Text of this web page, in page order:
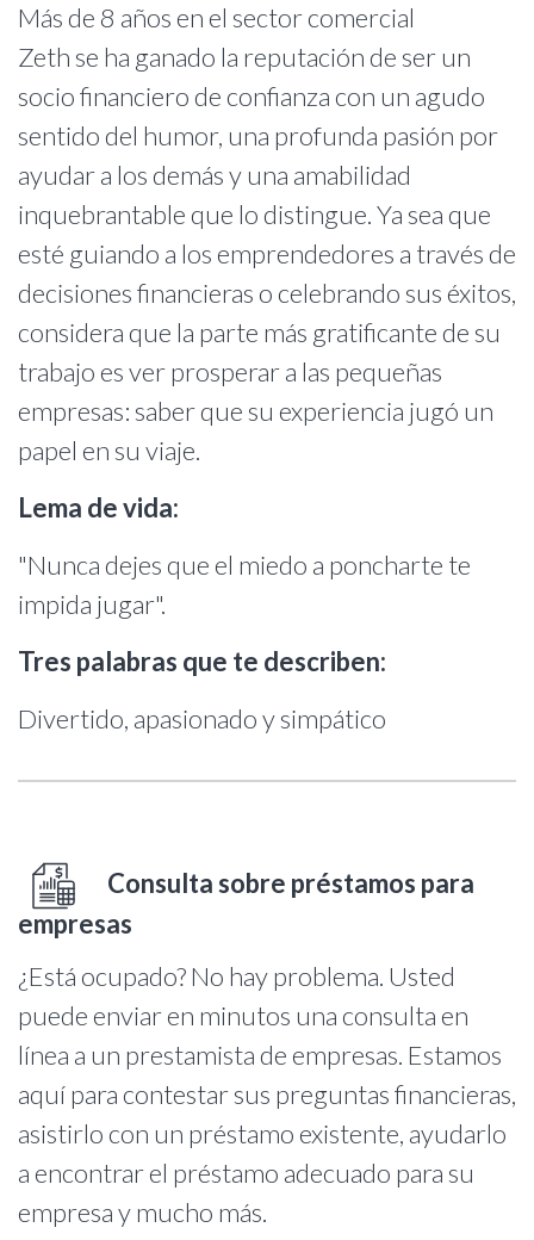
Más de 8 años en el sector comercial
Zeth se ha ganado la reputación de ser un
socio financiero de confianza con un agudo
sentido del humor, una profunda pasión por
ayudar a los demás y una amabilidad
inquebrantable que lo distingue. Ya sea que
esté guiando a los emprendedores a través de
decisiones financieras o celebrando sus éxitos,
considera que la parte más gratificante de su
trabajo es ver prosperar a las pequeñas
empresas: saber que su experiencia jugó un
papel en su viaje.
Lema de vida:
"Nunca dejes que el miedo a poncharte te
impida jugar".
Tres palabras que te describen:
Divertido, apasionado y simpático
Consulta sobre préstamos para
empresas
¿Está ocupado? No hay problema. Usted
puede enviar en minutos una consulta en
línea a un prestamista de empresas. Estamos
aquí para contestar sus preguntas financieras,
asistirlo con un préstamo existente, ayudarlo
a encontrar el préstamo adecuado para su
empresa y mucho más.